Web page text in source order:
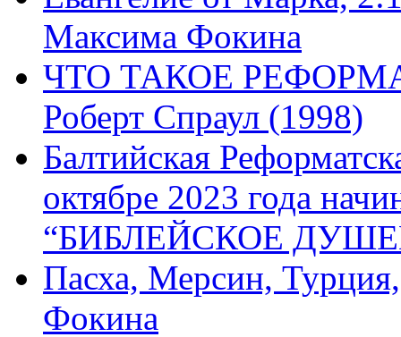
Максима Фокина
ЧТО ТАКОЕ
Роберт Спраул (1998)
Балтийская
октябре 2023 года
“БИБЛЕЙСКОЕ
Пасха, Мерсин,
Фокина